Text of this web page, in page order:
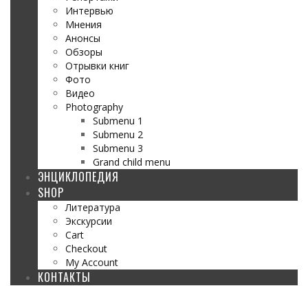
Интервью
Мнения
Анонсы
Обзоры
Отрывки книг
Фото
Видео
Photography
Submenu 1
Submenu 2
Submenu 3
Grand child menu
ЭНЦИКЛОПЕДИЯ
SHOP
Литература
Экскурсии
Cart
Checkout
My Account
КОНТАКТЫ